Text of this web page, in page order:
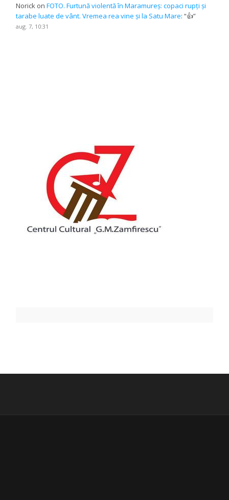
Norick onFOTO. Furtună violentă în Maramureș: copaci rupți și
tarabe luate de vânt. Vremea rea vine și la Satu Mare: “👍”
aug. 7, 10:31